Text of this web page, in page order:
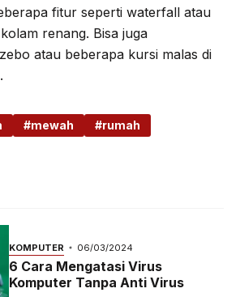
fitur seperti waterfall atau
renang. Bisa juga
atau beberapa kursi malas di
mewah rumah
KOMPUTER 06/03/2024
6 Cara Mengatasi Virus
Komputer Tanpa Anti Virus